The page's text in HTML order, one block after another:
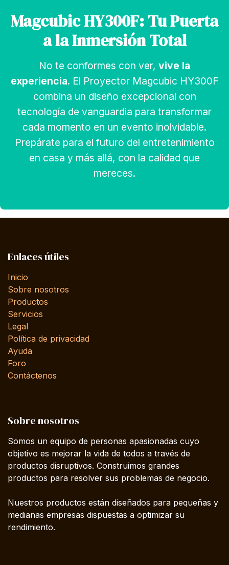
Magcubic HY300F: Tu Puerta
a la Inmersión Total
No te conformes con ver, vive la
experiencia. El Proyector Magcubic HY300F
combina un diseño excepcional con
tecnología de vanguardia para transformar
cada momento en un evento inolvidable.
Prepárate para el futuro del entretenimiento
en casa y más allá, con la calidad que
mereces.
Enlaces útiles
Inicio
Sobre nosotros
Productos
Servicios
Legal
Política de privacidad
Ayuda
Foro
Contáctenos
Sobre nosotros
Somos un equipo de personas apasionadas cuyo
objetivo es mejorar la vida de todos a través de
productos disruptivos. Construimos grandes
productos para resolver sus problemas de negocio.
Nuestros productos están diseñados para pequeñas y
medianas empresas dispuestas a optimizar su
rendimiento.